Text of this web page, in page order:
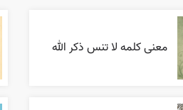
معنی کلمه لا تنس ذکر الله